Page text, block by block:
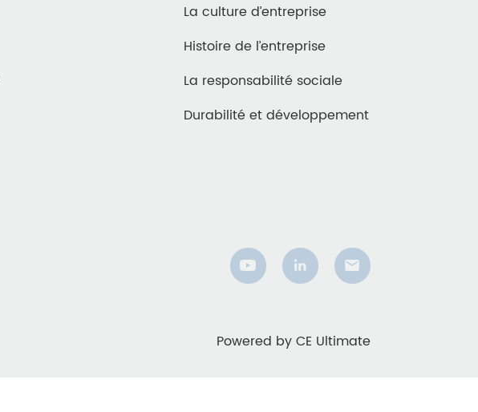
La culture d’entreprise
Histoire de l’entreprise
La responsabilité sociale
Durabilité et développement
Powered by CE Ultimate